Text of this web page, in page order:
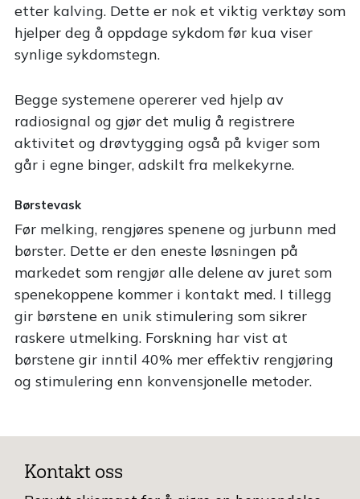
etter kalving. Dette er nok et viktig verktøy som
hjelper deg å oppdage sykdom før kua viser
synlige sykdomstegn.
Begge systemene opererer ved hjelp av
radiosignal og gjør det mulig å registrere
aktivitet og drøvtygging også på kviger som
går i egne binger, adskilt fra melkekyrne.
Børstevask
Før melking, rengjøres spenene og jurbunn med
børster. Dette er den eneste løsningen på
markedet som rengjør alle delene av juret som
spenekoppene kommer i kontakt med. I tillegg
gir børstene en unik stimulering som sikrer
raskere utmelking. Forskning har vist at
børstene gir inntil 40% mer effektiv rengjøring
og stimulering enn konvensjonelle metoder.
Kontakt oss